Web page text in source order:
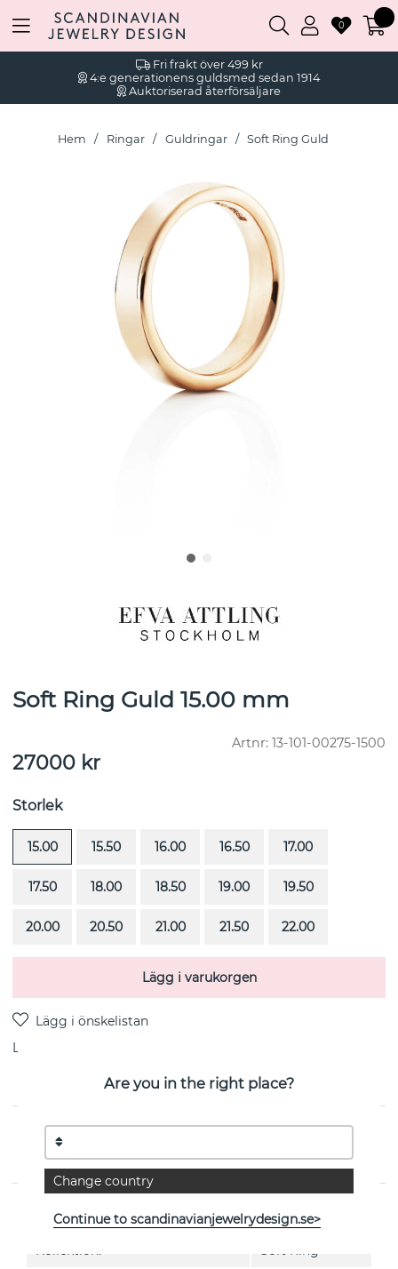
Fri frakt över 499 kr
4:e generationens guldsmed sedan 1914
Auktoriserad återförsäljare
0
Hem Ringar Guldringar Soft Ring Guld
Soft Ring Guld 15.00 mm
Artnr: 13-101-00275-1500
27000 kr
Storlek
15.00 15.50 16.00 16.50 17.00
17.50 18.00 18.50 19.00 19.50
20.00 20.50 21.00 21.50 22.00
Lägg i varukorgen
Leverans:
PRODUKTBESKRIVNING
Soft är en ring i 18k guld från svenska Efva Attling
EGENSKAPER
Kollektion: Soft Ring
Are you in the right place?
Change country
Continue to scandinavianjewelrydesign.se>